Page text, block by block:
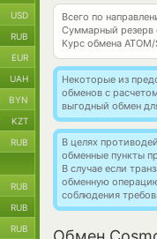
Всего по
Суммарный резерв
Курс обмена ATOM/
Некоторые из
обменов с
выгодный обмен
В целях
обменные пункты
В случае если
обменную
соблюдения
USD
RUB
EUR
UAH
BYN
KZT
RUB
RUB
RUB
RUB